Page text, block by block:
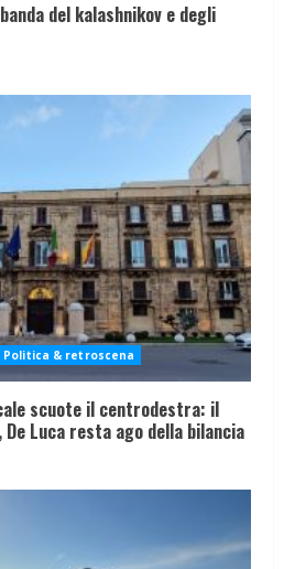
del kalashnikov e degli
Politica & retroscena
scuote il centrodestra: il
Luca resta ago della bilancia